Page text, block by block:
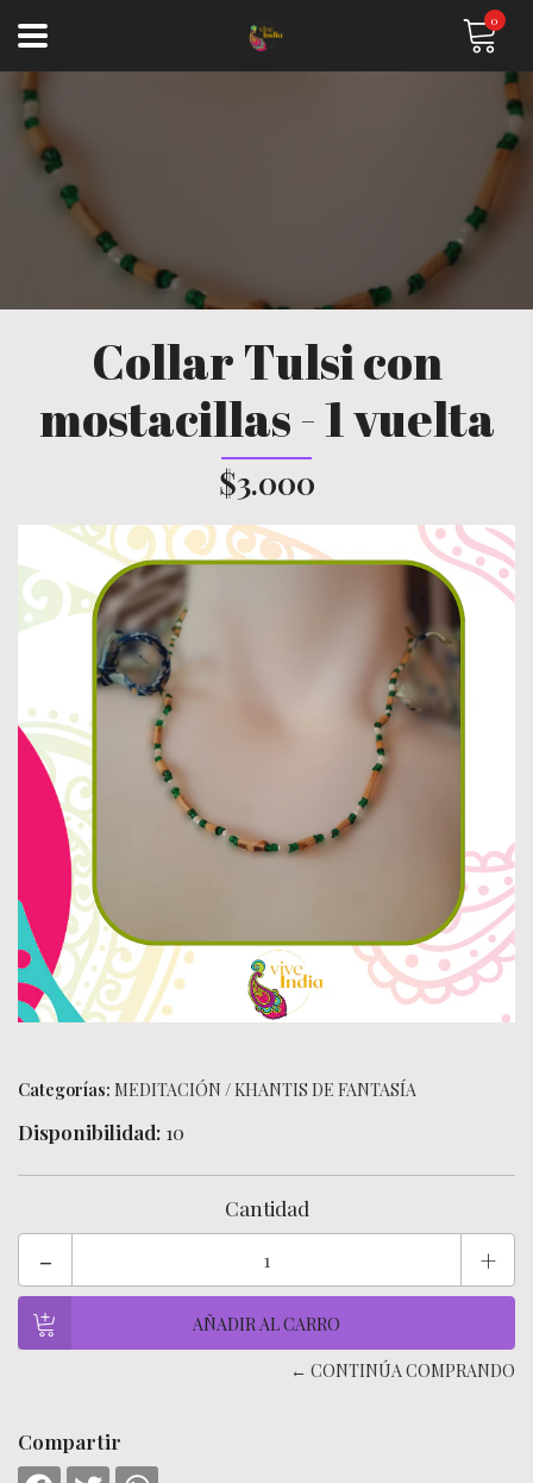
0
Collar Tulsi con
mostacillas - 1 vuelta
$3.000
Categorías: MEDITACIÓN /KHANTIS DE FANTASÍA
Disponibilidad: 10
Cantidad
- +
← CONTINÚA COMPRANDO
Compartir